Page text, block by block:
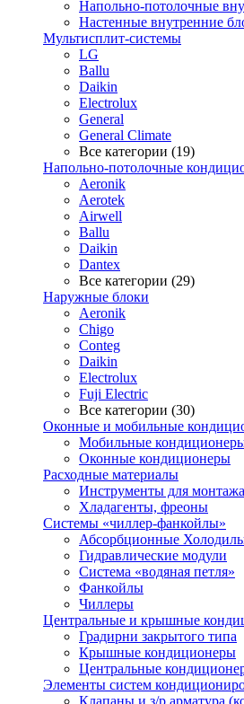
Напольно-потолочные
Настенные внутренние
Мультисплит-системы
LG
Ballu
Daikin
Electrolux
General
General Climate
Все категории (19)
Напольно-потолочные
Aeronik
Aerotek
Airwell
Ballu
Daikin
Dantex
Все категории (29)
Наружные блоки
Aeronik
Chigo
Conteg
Daikin
Electrolux
Fuji Electric
Все категории (30)
Оконные и мобильные
Мобильные
Оконные кондиционеры
Расходные материалы
Инструменты для монтажа
Хладагенты, фреоны
Системы «чиллер-фанкойлы»
Абсорбционные
Гидравлические модули
Система «водяная петля»
Фанкойлы
Чиллеры
Центральные и крышные
Градирни закрытого типа
Крышные кондиционеры
Центральные
Элементы систем
Клапаны и з/р арматура